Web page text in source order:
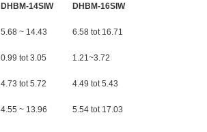
DHBM-14SIW DHBM-16SIW
5.68 ~ 14.43 6.58 tot 16.71
0.99 tot 3.05 1.21~3.72
4.73 tot 5.72 4.49 tot 5.43
4.55 ~ 13.96 5.54 tot 17.03